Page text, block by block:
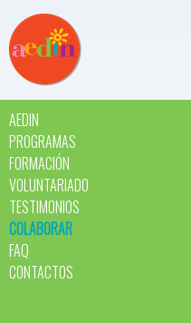
AEDIN
PROGRAMAS
FORMACIÓN
VOLUNTARIADO
TESTIMONIOS
COLABORAR
FAQ
CONTACTOS